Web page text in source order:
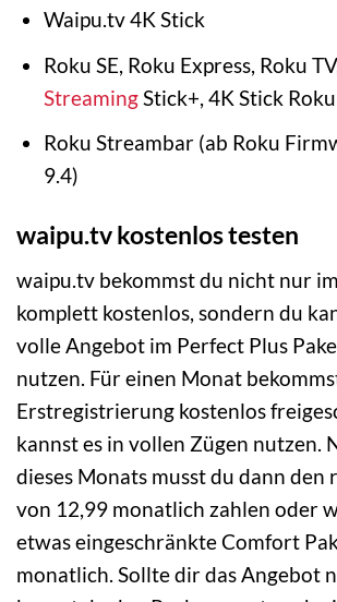
Waipu.tv 4K Stick
Roku SE, Roku Express, Roku
StreamingStick+, 4K Stick Roku
Roku Streambar (ab Roku
9.4)
waipu.tv kostenlos testen
waipu.tv bekommst du nicht nur
komplett kostenlos, sondern du
volle Angebot im Perfect Plus
nutzen. Für einen Monat
Erstregistrierung kostenlos
kannst es in vollen Zügen nutzen.
dieses Monats musst du dann den
von 12,99 monatlich zahlen oder
etwas eingeschränkte Comfort
monatlich. Sollte dir das Angebot